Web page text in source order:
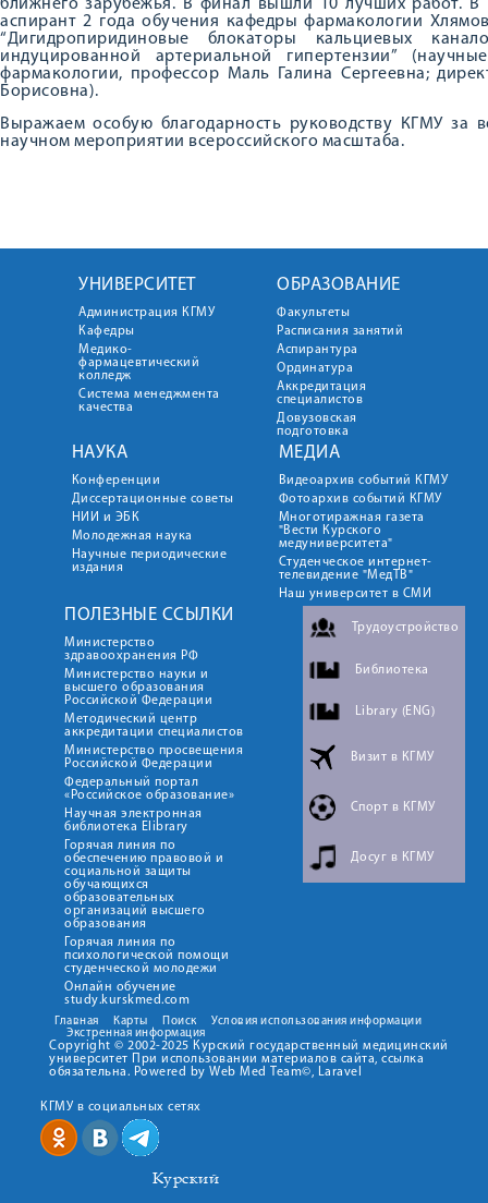
ближнего зарубежья. В финал вышли 10 лучших работ. В
аспирант 2 года обучения кафедры фармакологии
“Дигидропиридиновые блокаторы кальциевых
индуцированной артериальной гипертензии”
фармакологии, профессор Маль Галина Сергеевна;
Борисовна).
Выражаем особую благодарность руководству КГМУ за
научном мероприятии всероссийского масштаба.
УНИВЕРСИТЕТ
Администрация КГМУ
Кафедры
Медико-
фармацевтический
колледж
Система менеджмента
качества
ОБРАЗОВАНИЕ
Факультеты
Расписания занятий
Аспирантура
Ординатура
Аккредитация
специалистов
Довузовская
подготовка
НАУКА
Конференции
Диссертационные советы
НИИ и ЭБК
Молодежная наука
Научные периодические
издания
МЕДИА
Видеоархив событий КГМУ
Фотоархив событий КГМУ
Многотиражная газета
"Вести Курского
медуниверситета"
Студенческое интернет-
телевидение "МедТВ"
Наш университет в СМИ
ПОЛЕЗНЫЕ ССЫЛКИ
Министерство
здравоохранения РФ
Министерство науки и
высшего образования
Российской Федерации
Методический центр
аккредитации специалистов
Министерство просвещения
Российской Федерации
Федеральный портал
«Российское образование»
Научная электронная
библиотека Elibrary
Горячая линия по
обеспечению правовой и
социальной защиты
обучающихся
образовательных
организаций высшего
образования
Горячая линия по
психологической помощи
студенческой молодежи
Онлайн обучение
study.kurskmed.com
Трудоустройство
Библиотека
Library (ENG)
Визит в КГМУ
Спорт в КГМУ
Досуг в КГМУ
Главная Карты Поиск
Условия использования информации
Экстренная информация
Copyright © 2002-2025 Курский государственный медицинский
университет При использовании материалов сайта, ссылка
обязательна. Powered by Web Med Team©, Laravel
КГМУ в социальных сетях
Курский